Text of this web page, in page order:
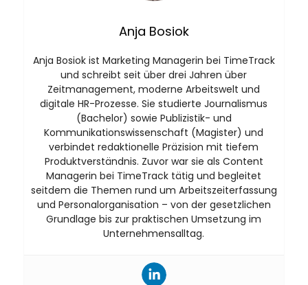
Anja Bosiok
Anja Bosiok ist Marketing Managerin bei TimeTrack
und schreibt seit über drei Jahren über
Zeitmanagement, moderne Arbeitswelt und
digitale HR-Prozesse. Sie studierte Journalismus
(Bachelor) sowie Publizistik- und
Kommunikationswissenschaft (Magister) und
verbindet redaktionelle Präzision mit tiefem
Produktverständnis. Zuvor war sie als Content
Managerin bei TimeTrack tätig und begleitet
seitdem die Themen rund um Arbeitszeiterfassung
und Personalorganisation – von der gesetzlichen
Grundlage bis zur praktischen Umsetzung im
Unternehmensalltag.